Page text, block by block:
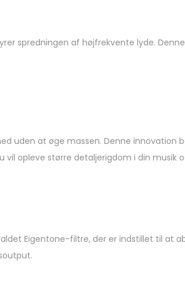
spredningen af ​​højfrekvente lyde.
uden at øge massen. Denne
opleve større detaljerigdom i din musik
Eigentone-filtre, der er indstillet til at